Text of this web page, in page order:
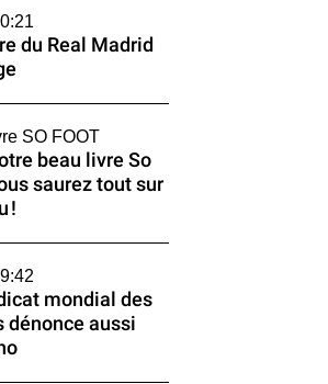
du Real Madrid
SO FOOT
beau livre So
saurez tout sur
!
mondial des
dénonce aussi